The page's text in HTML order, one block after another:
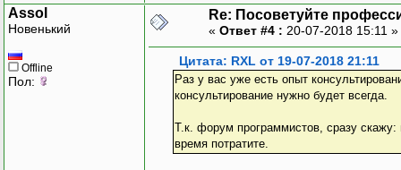
Assol
Новенький
Offline
Пол:
Re: Посоветуйте
« Ответ #4 : 20-07-2018 15:11 »
Цитата: RXL от 19-07-2018 21:11
Раз у вас уже есть опыт
консультирование нужно будет всегда.
Т.к. форум программистов, сразу
время потратите.